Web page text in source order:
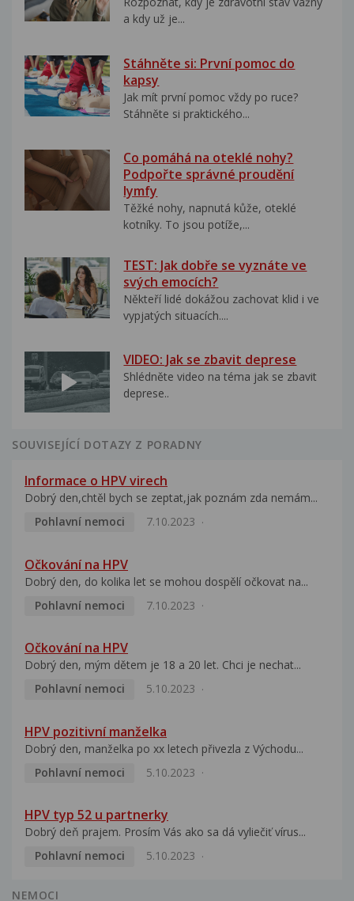
a kdy už je...
Stáhněte si: První pomoc do
kapsy
Jak mít první pomoc vždy po ruce?
Stáhněte si praktického...
Co pomáhá na oteklé nohy?
Podpořte správné proudění
lymfy
Těžké nohy, napnutá kůže, oteklé
kotníky. To jsou potíže,...
TEST: Jak dobře se vyznáte ve
svých emocích?
Někteří lidé dokážou zachovat klid i ve
vypjatých situacích....
VIDEO: Jak se zbavit deprese
Shlédněte video na téma jak se zbavit
deprese..
SOUVISEJÍCÍ DOTAZY Z PORADNY
Informace o HPV virech
Dobrý den,chtěl bych se zeptat,jak poznám zda nemám...
Pohlavní nemoci
7.10.2023
Očkování na HPV
Dobrý den, do kolika let se mohou dospělí očkovat na...
Pohlavní nemoci
7.10.2023
Očkování na HPV
Dobrý den, mým dětem je 18 a 20 let. Chci je nechat...
Pohlavní nemoci
5.10.2023
HPV pozitivní manželka
Dobrý den, manželka po xx letech přivezla z Východu...
Pohlavní nemoci
5.10.2023
HPV typ 52 u partnerky
Dobrý deň prajem. Prosím Vás ako sa dá vyliečiť vírus...
Pohlavní nemoci
5.10.2023
NEMOCI